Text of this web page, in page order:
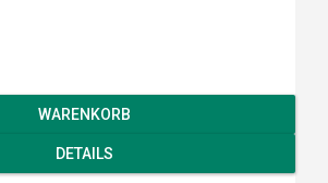
WARENKORB
DETAILS